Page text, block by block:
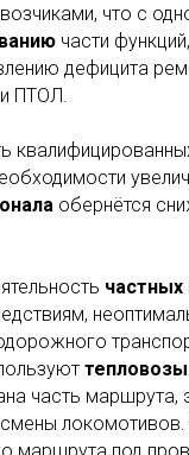
что с
части
дефицита
ПТОЛ.
обернётся
частных
тепловозы
часть маршрута,